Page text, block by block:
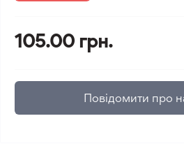
105.00 грн.
Повідомити про